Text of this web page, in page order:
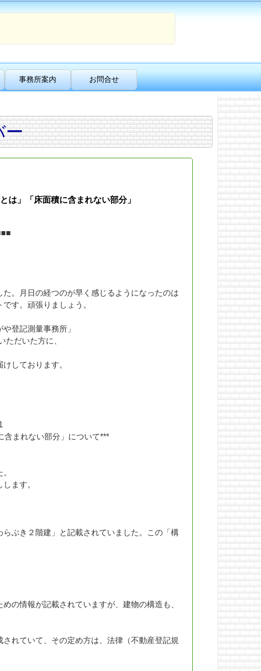
事務所案内 お問合せ
ー
は」「床面積に含まれない部分」
。月日の経つのが早く感じるようになったのは
す。頑張りましょう。
登記測量事務所」
だいた方に、
しております。
含まれない部分」について***
ます。
ぶき２階建」と記載されていました。この「構
の情報が記載されていますが、建物の構造も、
れていて、その定め方は、法律（不動産登記規